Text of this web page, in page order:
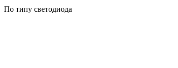
По типу светодиода